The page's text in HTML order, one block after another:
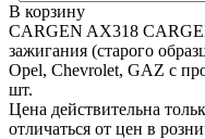
В корзину
CARGEN AX318
зажигания (старого
Opel, Chevrolet, GAZ с
Цена действительна
отличаться от цен в